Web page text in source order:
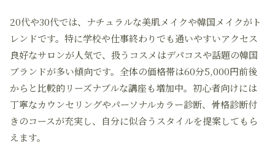
20代や30代では、ナチュラルな美肌メイクや韓国メイクがト
レンドです。特に学校や仕事終わりでも通いやすいアクセス
良好なサロンが人気で、扱うコスメはデパコスや話題の韓国
ブランドが多い傾向です。全体の価格帯は60分5,000円前後
からと比較的リーズナブルな講座も増加中。初心者向けには
丁寧なカウンセリングやパーソナルカラー診断、骨格診断付
きのコースが充実し、自分に似合うスタイルを提案してもら
えます。